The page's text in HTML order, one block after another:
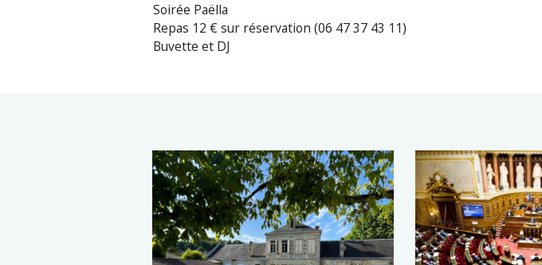
Soirée Paëlla
Repas 12 € sur réservation (06 47 37 43 11)
Buvette et DJ